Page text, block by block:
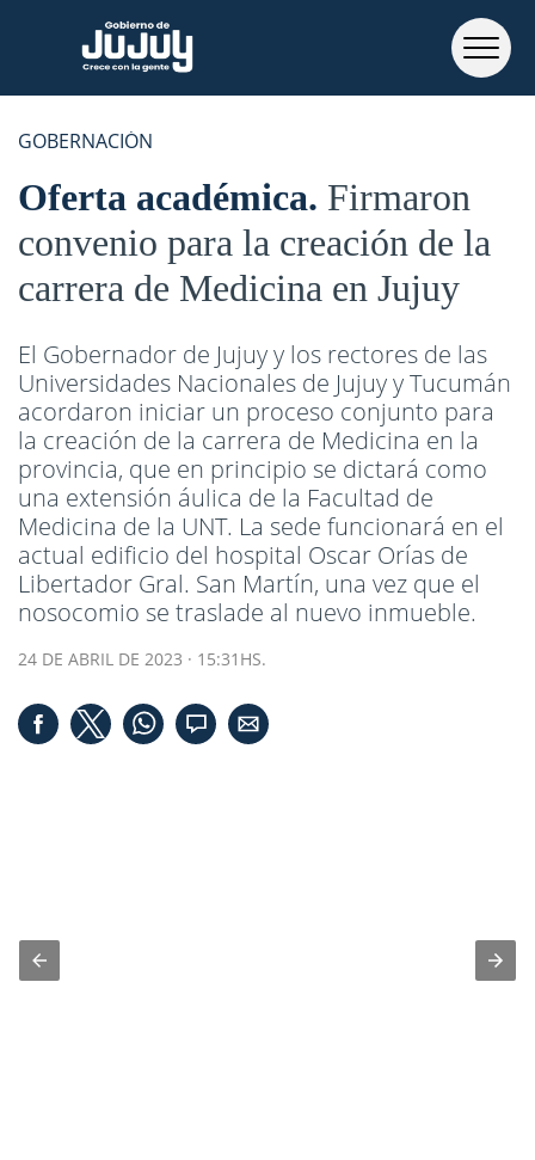
GOBERNACIÓN
Oferta académica Firmaron
convenio para la creación de la
carrera de Medicina en Jujuy
El Gobernador de Jujuy y los rectores de las
Universidades Nacionales de Jujuy y Tucumán
acordaron iniciar un proceso conjunto para
la creación de la carrera de Medicina en la
provincia, que en principio se dictará como
una extensión áulica de la Facultad de
Medicina de la UNT. La sede funcionará en el
actual edificio del hospital Oscar Orías de
Libertador Gral. San Martín, una vez que el
nosocomio se traslade al nuevo inmueble.
24 DE ABRIL DE 2023 · 15:31HS.